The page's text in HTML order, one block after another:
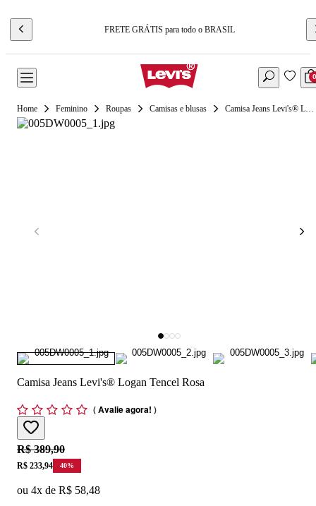
FRETE GRÁTIS para todo o BRASIL
0
Feminino Roupas Camisas e blusas Camisa Jeans Levi's® Logan Tencel Rosa
Camisa Jeans Levi's® Logan Tencel Rosa
(Avalie agora! )
Original price:
R$ 389,90
Price:
R$ 233,94 40%
ou 4x de R$ 58,48